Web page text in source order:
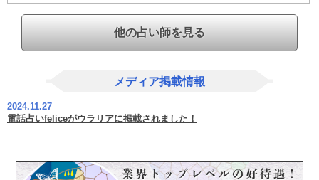
他の占い師を見る
メディア掲載情報
2024.11.27
電話占いfeliceがウラリアに掲載されました！